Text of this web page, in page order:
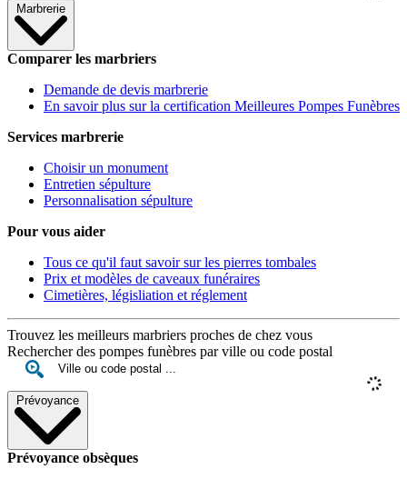
Marbrerie
Comparer les marbriers
Demande de devis marbrerie
En savoir plus sur la certification Meilleures Pompes Funèbres
Services marbrerie
Choisir un monument
Entretien sépulture
Personnalisation sépulture
Pour vous aider
Tous ce qu'il faut savoir sur les pierres tombales
Prix et modèles de caveaux funéraires
Cimetières, législiation et réglement
Trouvez les meilleurs marbriers proches de chez vous
Rechercher des pompes funèbres par ville ou code postal
Prévoyance
Prévoyance obsèques